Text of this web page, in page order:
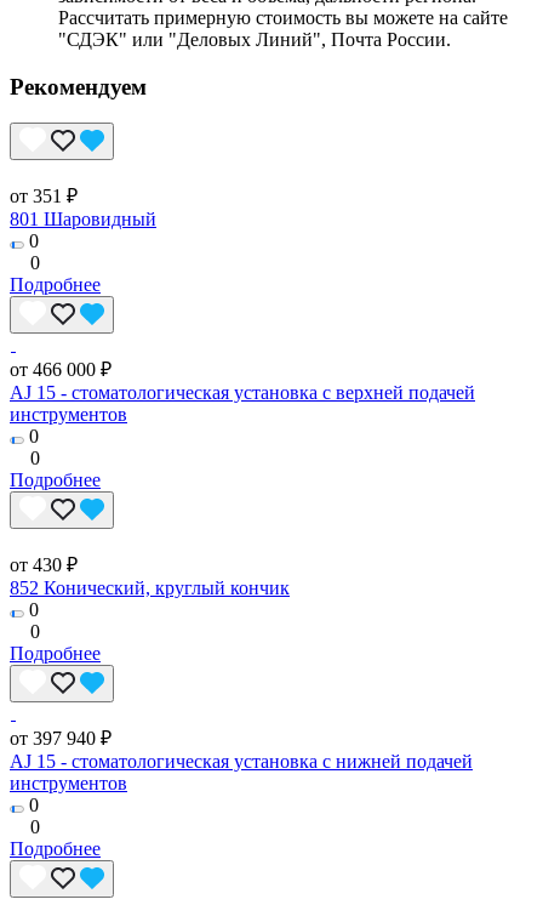
Рассчитать примерную стоимость вы можете на сайте
"СДЭК" или "Деловых Линий", Почта России.
Рекомендуем
от 351 ₽
801 Шаровидный
0
0
Подробнее
от 466 000 ₽
AJ 15 - стоматологическая установка с верхней подачей
инструментов
0
0
Подробнее
от 430 ₽
852 Конический, круглый кончик
0
0
Подробнее
от 397 940 ₽
AJ 15 - стоматологическая установка с нижней подачей
инструментов
0
0
Подробнее